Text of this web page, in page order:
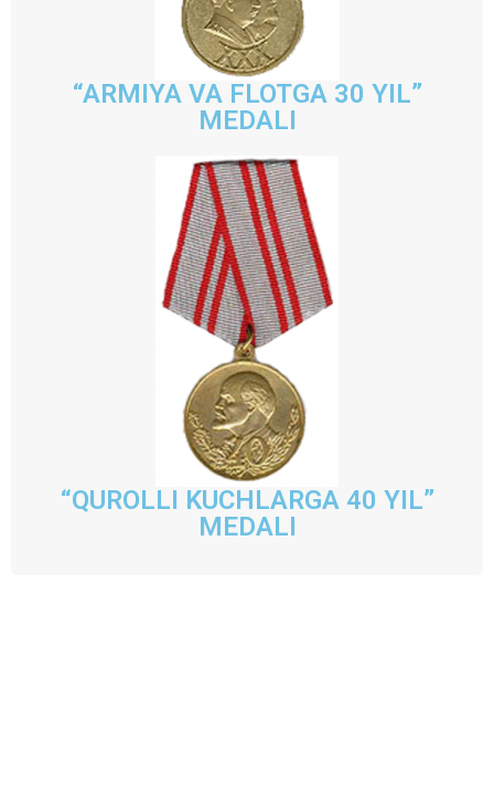
“ARMIYA VA FLOTGA 30 YIL”
MEDALI
“QUROLLI KUCHLARGA 40 YIL”
MEDALI